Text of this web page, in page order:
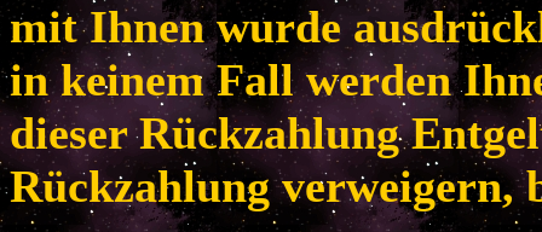
mit Ihnen wurde
in keinem Fall werden
dieser Rückzahlung
Rückzahlung verweigern,